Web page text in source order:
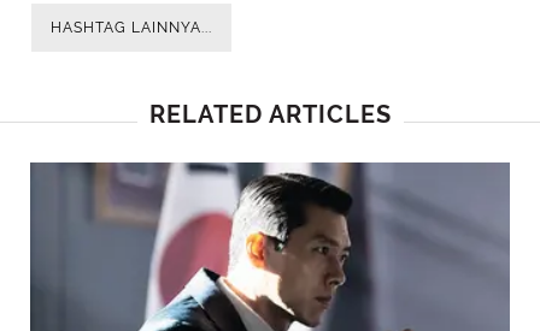
HASHTAG LAINNYA...
RELATED ARTICLES